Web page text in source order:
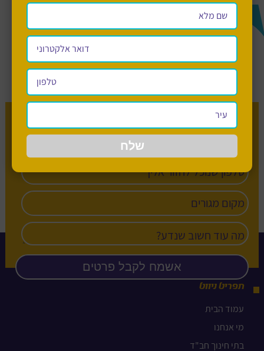
מעוניין לשמוע עוד על בית חינוך חב”ד?
תפריט ניווט
עמוד הבית
מי אנחנו
בתי חינוך חב"ד